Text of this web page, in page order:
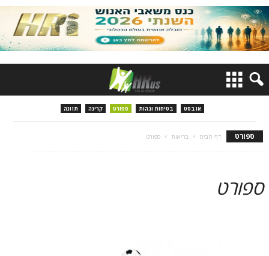
אזבסט בטיחות וגהות ספורט קרינה תזונה
ספורט דף הבית בריאות ספורט
ספורט